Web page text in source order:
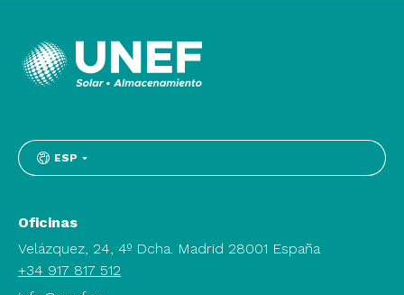
ESP
Oficinas
Velázquez, 24, 4º Dcha. Madrid 28001 España
+34 917 817 512